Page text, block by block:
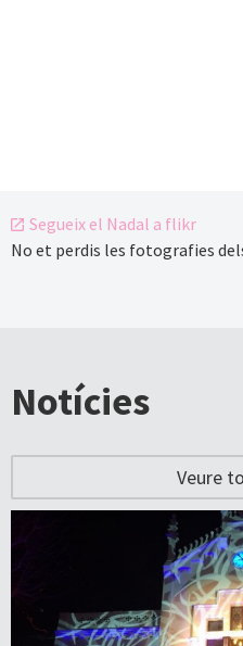
Segueix el Nadal a flikr
No et perdis les fotografies
Notícies
Veure